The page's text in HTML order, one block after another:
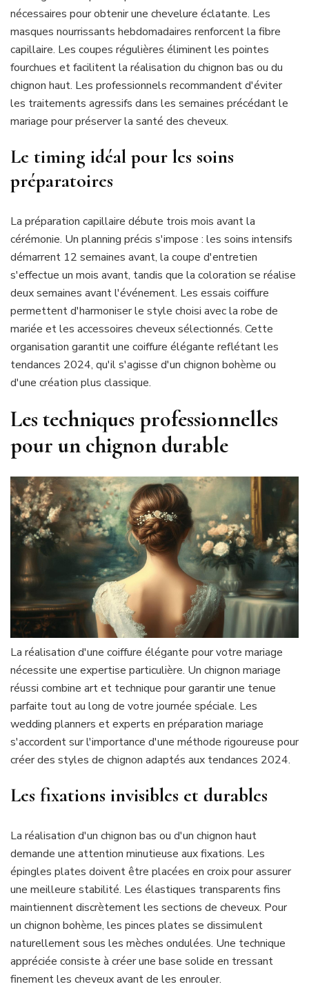
nécessaires pour obtenir une chevelure éclatante. Les
masques nourrissants hebdomadaires renforcent la fibre
capillaire. Les coupes régulières éliminent les pointes
fourchues et facilitent la réalisation du chignon bas ou du
chignon haut. Les professionnels recommandent d'éviter
les traitements agressifs dans les semaines précédant le
mariage pour préserver la santé des cheveux.
Le timing idéal pour les soins
préparatoires
La préparation capillaire débute trois mois avant la
cérémonie. Un planning précis s'impose : les soins intensifs
démarrent 12 semaines avant, la coupe d'entretien
s'effectue un mois avant, tandis que la coloration se réalise
deux semaines avant l'événement. Les essais coiffure
permettent d'harmoniser le style choisi avec la robe de
mariée et les accessoires cheveux sélectionnés. Cette
organisation garantit une coiffure élégante reflétant les
tendances 2024, qu'il s'agisse d'un chignon bohème ou
d'une création plus classique.
Les techniques professionnelles
pour un chignon durable
La réalisation d'une coiffure élégante pour votre mariage
nécessite une expertise particulière. Un chignon mariage
réussi combine art et technique pour garantir une tenue
parfaite tout au long de votre journée spéciale. Les
wedding planners et experts en préparation mariage
s'accordent sur l'importance d'une méthode rigoureuse pour
créer des styles de chignon adaptés aux tendances 2024.
Les fixations invisibles et durables
La réalisation d'un chignon bas ou d'un chignon haut
demande une attention minutieuse aux fixations. Les
épingles plates doivent être placées en croix pour assurer
une meilleure stabilité. Les élastiques transparents fins
maintiennent discrètement les sections de cheveux. Pour
un chignon bohème, les pinces plates se dissimulent
naturellement sous les mèches ondulées. Une technique
appréciée consiste à créer une base solide en tressant
finement les cheveux avant de les enrouler.